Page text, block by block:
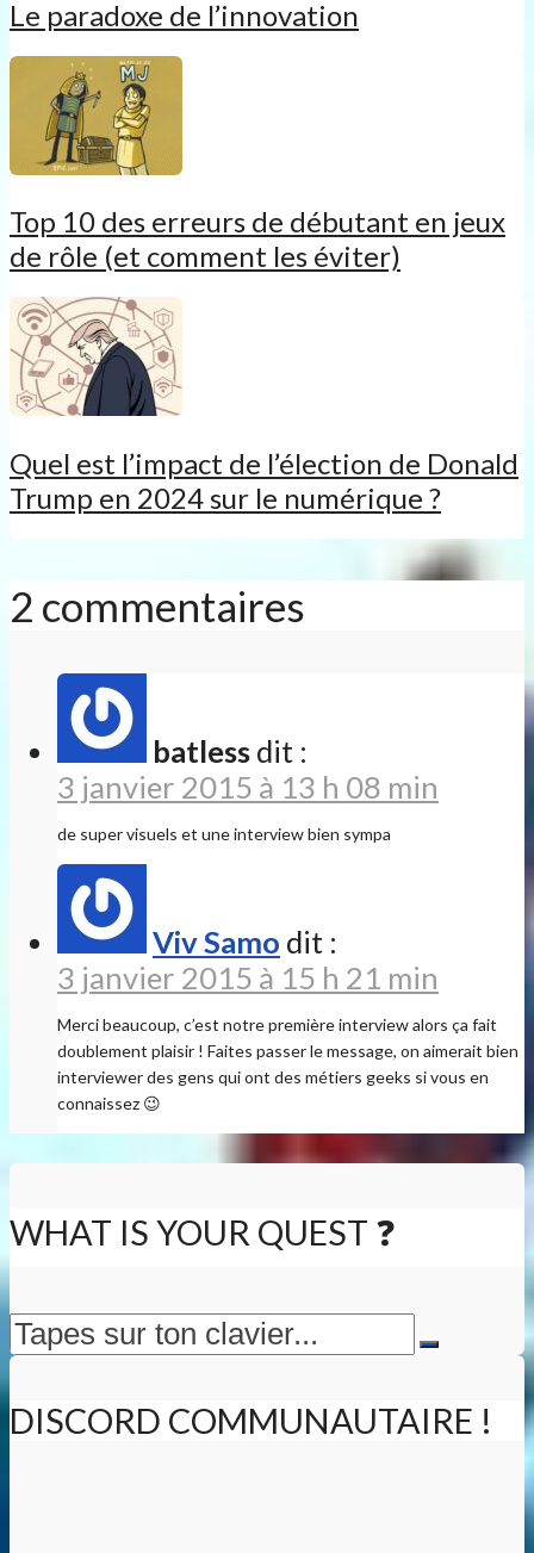
Le paradoxe de l’innovation
Top 10 des erreurs de débutant en jeux
de rôle (et comment les éviter)
Quel est l’impact de l’élection de Donald
Trump en 2024 sur le numérique ?
2 commentaires
batless dit :
3 janvier 2015 à 13 h 08 min
de super visuels et une interview bien sympa
Viv Samo dit :
3 janvier 2015 à 15 h 21 min
Merci beaucoup, c’est notre première interview alors ça fait
doublement plaisir ! Faites passer le message, on aimerait bien
interviewer des gens qui ont des métiers geeks si vous en
connaissez 😉
WHAT IS YOUR QUEST ❓
DISCORD COMMUNAUTAIRE !